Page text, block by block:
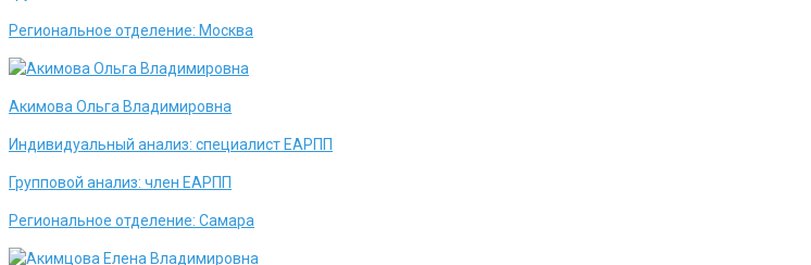
Региональное отделение: Москва
Акимова Ольга Владимировна
Индивидуальный анализ: специалист ЕАРПП
Групповой анализ: член ЕАРПП
Региональное отделение: Самара